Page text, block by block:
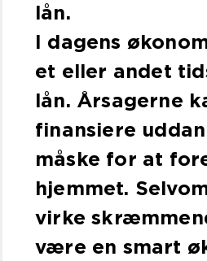
I dagens
et eller andet
lån. Årsagerne
finansiere
måske for at
hjemmet.
virke
være en smart